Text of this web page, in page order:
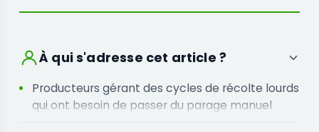
À qui s'adresse cet article ?
Producteurs gérant des cycles de récolte lourds
qui ont besoin de passer du parage manuel